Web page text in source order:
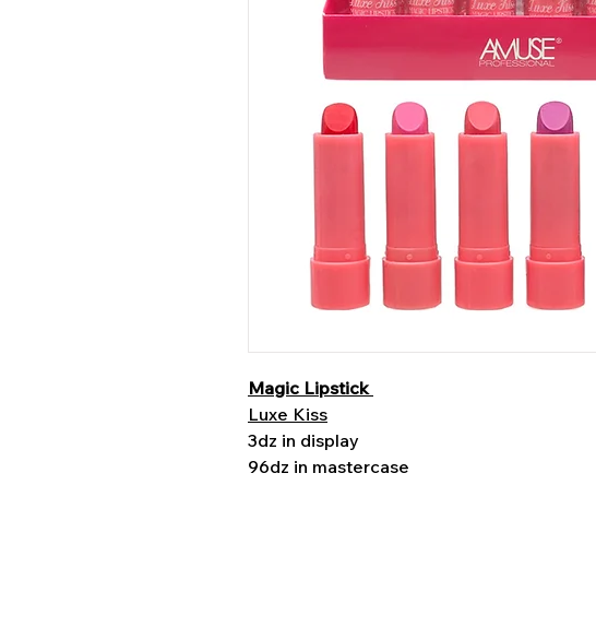
Magic Lipstick
Luxe Kiss
3dz in display
96dz in mastercase